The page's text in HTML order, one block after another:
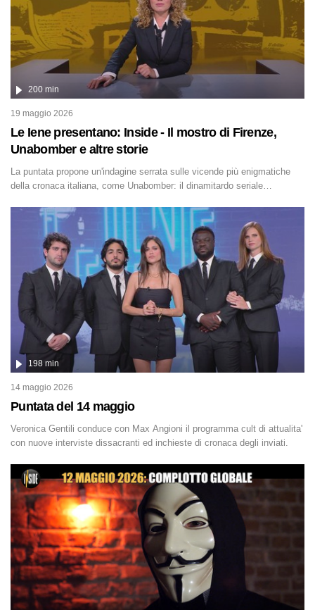
Le Iene presentano: Inside - Il mostro di Firenze,
Unabomber e altre storie
200 min
19 maggio 2026
La puntata propone un'indagine serrata sulle vicende più enigmatiche
della cronaca italiana, come Unabomber: il dinamitardo seriale
inquietantemente, potrebbe essere ancora in libertà. Lo speciale affronta
inoltre le zone d'ombra sul Mostro di Firenze, le cui responsabilità
appaiono ancora oggi avvolte in un groviglio di dubbi mai chiariti. Nel
corso dello speciale anche l'intervista inedita a Olindo Romano,
realizzata ne...
Puntata del 14 maggio
198 min
14 maggio 2026
Veronica Gentili conduce con Max Angioni il programma cult di attualita'
con nuove interviste dissacranti ed inchieste di cronaca degli inviati.